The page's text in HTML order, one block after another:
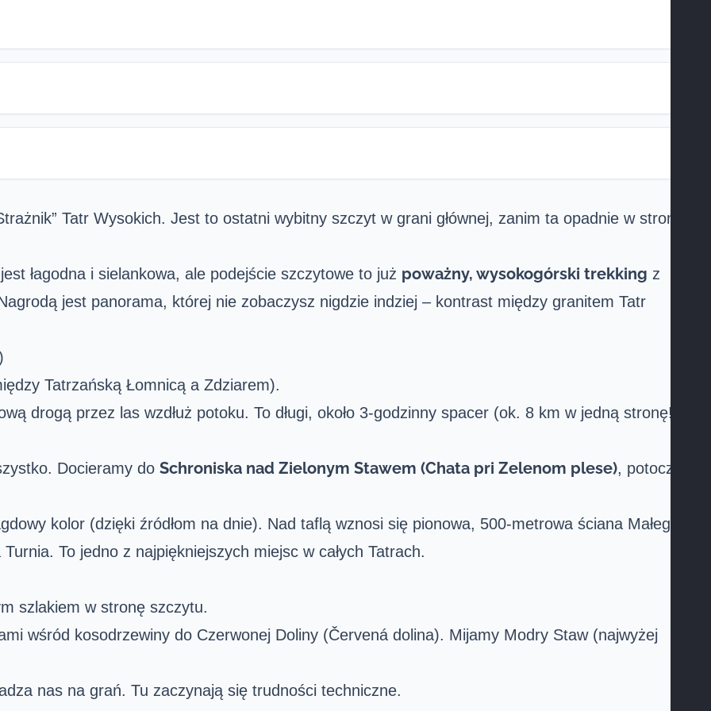
Tatr Wysokich. Jest to ostatni wybitny szczyt w grani głównej, zanim ta opadnie w stronę
łagodna i sielankowa, ale podejście szczytowe to już poważny, wysokogórski trekking z
jest panorama, której nie zobaczysz nigdzie indziej – kontrast między granitem Tatr
Tatrzańską Łomnicą a Zdziarem).
drogą przez las wzdłuż potoku. To długi, około 3-godzinny spacer (ok. 8 km w jedną stronę!).
Docieramy do Schroniska nad Zielonym Stawem (Chata pri Zelenom plese), potocznie
kolor (dzięki źródłom na dnie). Nad taflą wznosi się pionowa, 500-metrowa ściana Małego
To jedno z najpiękniejszych miejsc w całych Tatrach.
szlakiem w stronę szczytu.
wśród kosodrzewiny do Czerwonej Doliny (Červená dolina). Mijamy Modry Staw (najwyżej
nas na grań. Tu zaczynają się trudności techniczne.